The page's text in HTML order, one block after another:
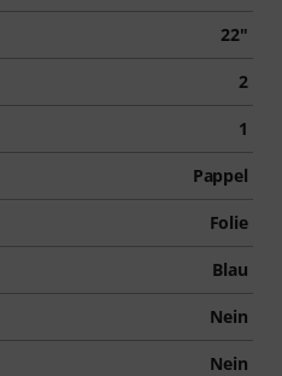
22"
2
1
Pappel
Folie
Blau
Nein
Nein